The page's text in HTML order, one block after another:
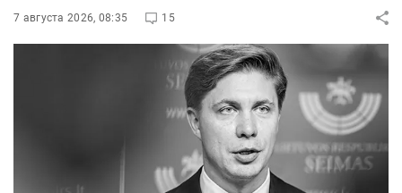
7 августа 2026, 08:35 15